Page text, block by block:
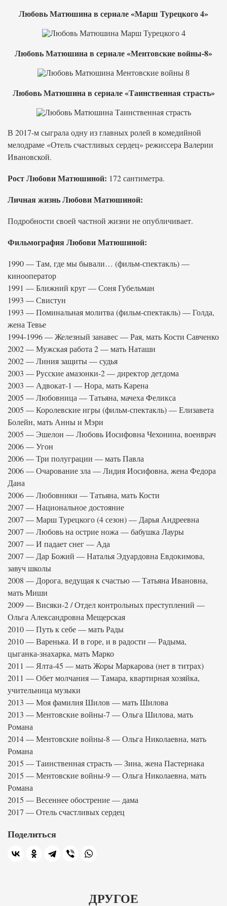
Любовь Матюшина в сериале «Марш Турецкого 4»
Любовь Матюшина в сериале «Ментовские войны-8»
Любовь Матюшина в сериале «Таинственная страсть»
В 2017-м сыграла одну из главных ролей в комедийной
мелодраме «Отель счастливых сердец» режиссера Валерии
Ивановской.
Рост Любови Матюшиной: 172 сантиметра.
Личная жизнь Любови Матюшиной:
Подробности своей частной жизни не опубличивает.
Фильмография Любови Матюшиной:
1990 — Там, где мы бывали… (фильм-спектакль) —
кинооператор
1991 — Ближний круг — Соня Губельман
1993 — Свистун
1993 — Поминальная молитва (фильм-спектакль) — Голда,
жена Тевье
1994-1996 — Железный занавес — Рая, мать Кости Савченко
2002 — Мужская работа 2 — мать Наташи
2002 — Линия защиты — судья
2003 — Русские амазонки-2 — директор детдома
2003 — Адвокат-1 — Нора, мать Карена
2005 — Любовница — Татьяна, мачеха Феликса
2005 — Королевские игры (фильм-спектакль) — Елизавета
Болейн, мать Анны и Мэри
2005 — Эшелон — Любовь Иосифовна Чехонина, военврач
2006 — Угон
2006 — Три полуграции — мать Павла
2006 — Очарование зла — Лидия Иосифовна, жена Федора
Дана
2006 — Любовники — Татьяна, мать Кости
2007 — Национальное достояние
2007 — Марш Турецкого (4 сезон) — Дарья Андреевна
2007 — Любовь на острие ножа — бабушка Лауры
2007 — И падает снег — Ада
2007 — Дар Божий — Наталья Эдуардовна Евдокимова,
завуч школы
2008 — Дорога, ведущая к счастью — Татьяна Ивановна,
мать Миши
2009 — Висяки-2 / Отдел контрольных преступлений —
Ольга Александровна Мещерская
2010 — Путь к себе — мать Рады
2010 — Варенька. И в горе, и в радости — Радыма,
цыганка-знахарка, мать Марко
2011 — Ялта-45 — мать Жоры Маркарова (нет в титрах)
2011 — Обет молчания — Тамара, квартирная хозяйка,
учительница музыки
2013 — Моя фамилия Шилов — мать Шилова
2013 — Ментовские войны-7 — Ольга Шилова, мать
Романа
2014 — Ментовские войны-8 — Ольга Николаевна, мать
Романа
2015 — Таинственная страсть — Зина, жена Пастернака
2015 — Ментовские войны-9 — Ольга Николаевна, мать
Романа
2015 — Весеннее обострение — дама
2017 — Отель счастливых сердец
Поделиться
ДРУГОЕ